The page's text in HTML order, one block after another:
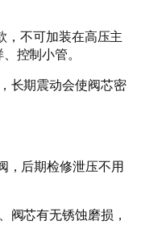
，不可加装在高压主
控制小管。
长期震动会使阀芯密
，后期检修泄压不用
阀芯有无锈蚀磨损，